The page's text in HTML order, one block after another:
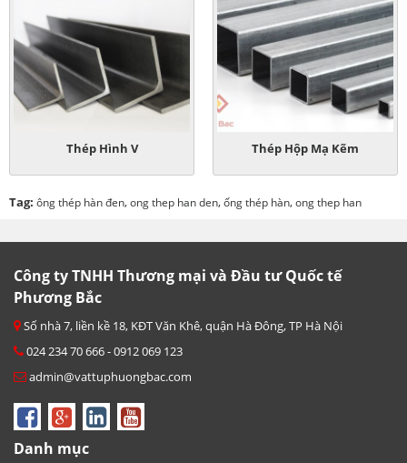
Thép Hình V Thép Hộp Mạ Kẽm
Tag: ông thép hàn đen,ong thep han den,ống thép hàn,ong thep han
Công ty TNHH Thương mại và Đầu tư Quốc tế
Phương Bắc
Số nhà 7, liền kề 18, KĐT Văn Khê, quận Hà Đông, TP Hà Nội
024 234 70 666 - 0912 069 123
admin@vattuphuongbac.com
Danh mục